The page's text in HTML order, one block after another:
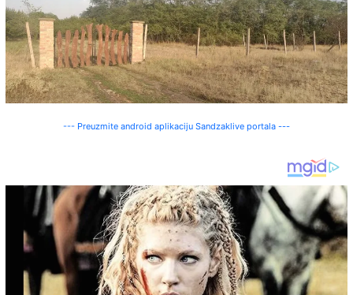
--- Preuzmite android aplikaciju Sandzaklive portala ---